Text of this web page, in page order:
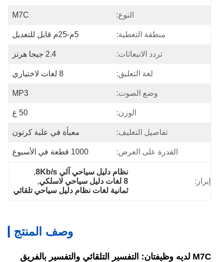
النوع: M7C
منطقة التغطية: 5م-25م قابل للتعديل
تردد الانبعاثات: 2.4 جيجا هرتز
لغة التعليق: 8 لغات لاختياري
وضع الصوت: MP3
الوزن: 50 غ
تفاصيل التغليف: معبأة في علبة كرتون
القدرة على العرض: 1000 قطعة في الأسبوع
إبراز:
نظام دليل سياحي آلي 8Kb/s
,
8 لغات دليل سياحي لاسلكي
,
ثمانية لغات نظام دليل سياحي تلقائي
وصف المنتج
M7C لديه وظيفتان: التفسير التلقائي والتفسير بالفريق